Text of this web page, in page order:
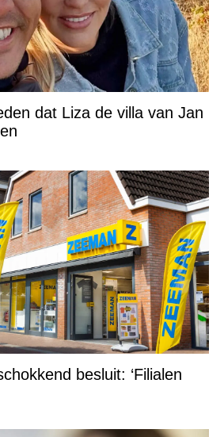
dat Liza de villa van Jan
besluit: ‘Filialen